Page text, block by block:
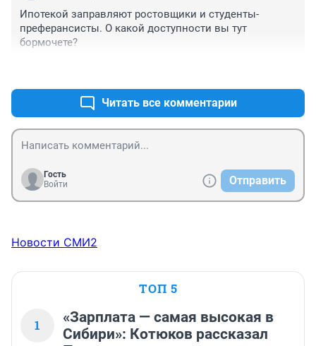
-в пользу бедных), цены растут...
Если по простому - цены на условные мясо и
автомобили ( и ещё на 1000500 товаров) не падает (и
Ипотекой заправляют ростовщики и студенты-
преферансисты. О какой доступности вы тут
бормочете?
Читать все комментарии
Гость
Войти
Отправить
Новости СМИ2
ТОП 5
1
«Зарплата — самая высокая в
Сибири»: Котюков рассказал